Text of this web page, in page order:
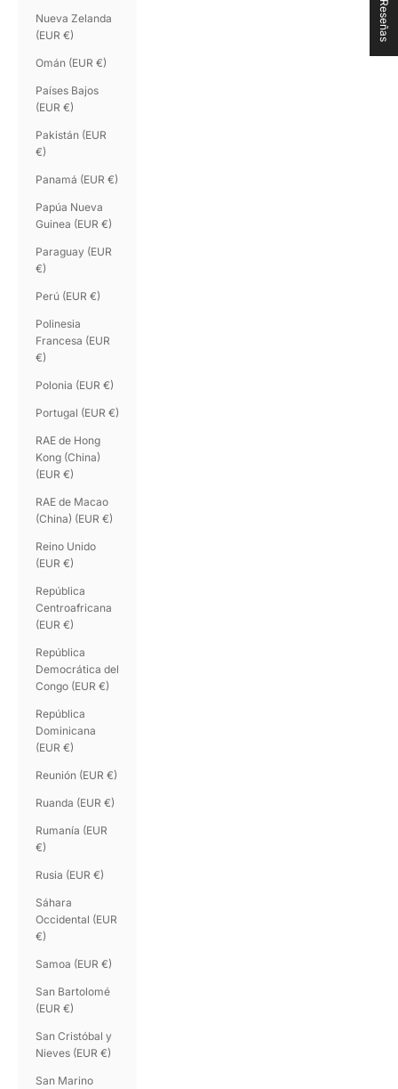
Nueva Zelanda
(EUR €)
Omán (EUR €)
Países Bajos
(EUR €)
Pakistán (EUR
€)
Panamá (EUR €)
Papúa Nueva
Guinea (EUR €)
Paraguay (EUR
€)
Perú (EUR €)
Polinesia
Francesa (EUR
€)
Polonia (EUR €)
Portugal (EUR €)
RAE de Hong
Kong (China)
(EUR €)
RAE de Macao
(China) (EUR €)
Reino Unido
(EUR €)
República
Centroafricana
(EUR €)
República
Democrática del
Congo (EUR €)
República
Dominicana
(EUR €)
Reunión (EUR €)
Ruanda (EUR €)
Rumanía (EUR
€)
Rusia (EUR €)
Sáhara
Occidental (EUR
€)
Samoa (EUR €)
San Bartolomé
(EUR €)
San Cristóbal y
Nieves (EUR €)
San Marino
★ Reseñas